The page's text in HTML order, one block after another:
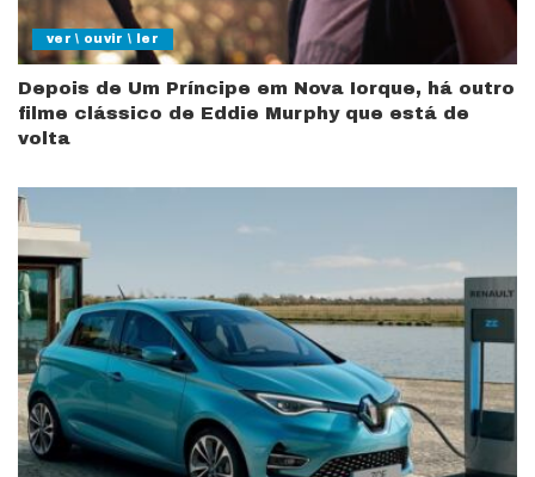
ver \ ouvir \ ler
Depois de Um Príncipe em Nova Iorque, há outro
filme clássico de Eddie Murphy que está de
volta